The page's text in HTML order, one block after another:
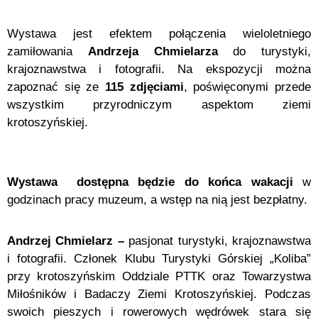
Wystawa jest efektem połączenia wieloletniego
zamiłowania Andrzeja Chmielarzado turystyki,
krajoznawstwa i fotografii. Na ekspozycji można
zapoznać się ze 115 zdjęciami, poświęconymi przede
wszystkim przyrodniczym aspektom ziemi
krotoszyńskiej.
Wystawa dostępna będzie do końca wakacji w
godzinach pracy muzeum, a wstęp na nią jest bezpłatny.
Andrzej Chmielarz – pasjonat turystyki, krajoznawstwa
i fotografii. Członek Klubu Turystyki Górskiej „Koliba”
przy krotoszyńskim Oddziale PTTK oraz Towarzystwa
Miłośników i Badaczy Ziemi Krotoszyńskiej. Podczas
swoich pieszych i rowerowych wędrówek stara się